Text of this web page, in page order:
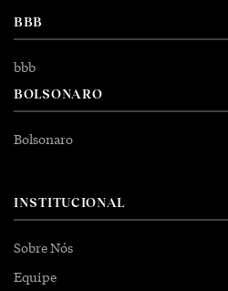
BBB
bbb
BOLSONARO
Bolsonaro
INSTITUCIONAL
Sobre Nós
Equipe